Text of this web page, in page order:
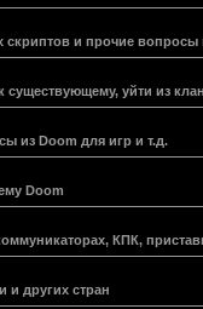
и прочие
уйти из
из Doom для игр и т.д.
Doom
КПК,
и других стран